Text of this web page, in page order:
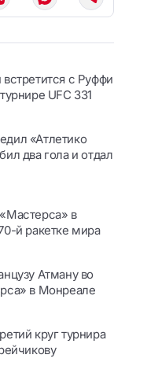
с Руффи
UFC 331
«Атлетико
два гола и отдал
в
й ракетке мира
Атману во
в Монреале
круг турнира